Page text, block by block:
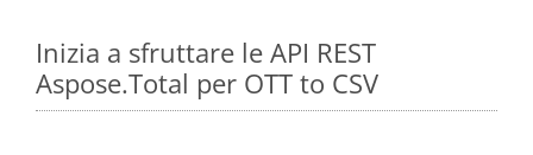
Inizia a sfruttare le API REST
Aspose.Total per OTT to CSV